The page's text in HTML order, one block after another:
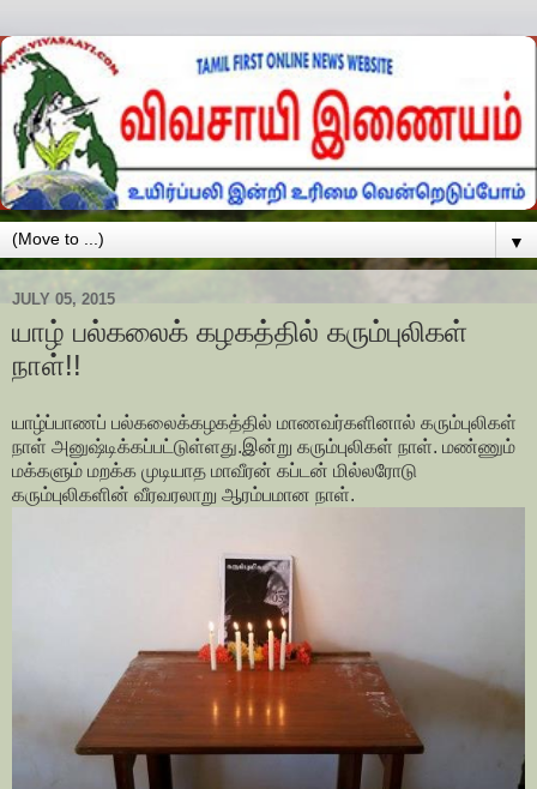
▼
JULY 05, 2015
யாழ் பல்கலைக் கழகத்தில் கரும்புலிகள்
நாள்!!
யாழ்ப்பாணப் பல்கலைக்கழகத்தில் மாணவர்களினால் கரும்புலிகள்
நாள் அனுஷ்டிக்கப்பட்டுள்ளது.இன்று கரும்புலிகள் நாள். மண்ணும்
மக்களும் மறக்க முடியாத மாவீரன் கப்டன் மில்லரோடு
கரும்புலிகளின் வீரவரலாறு ஆரம்பமான நாள்.